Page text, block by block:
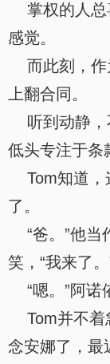
掌权的人总
感觉。
而此刻，作
上翻合同。
听到动静，
低头专注于条
Tom知道，
了。
“爸。”他当
笑，“我来了。
“嗯。”阿诺
Tom并不着
念安娜了，最